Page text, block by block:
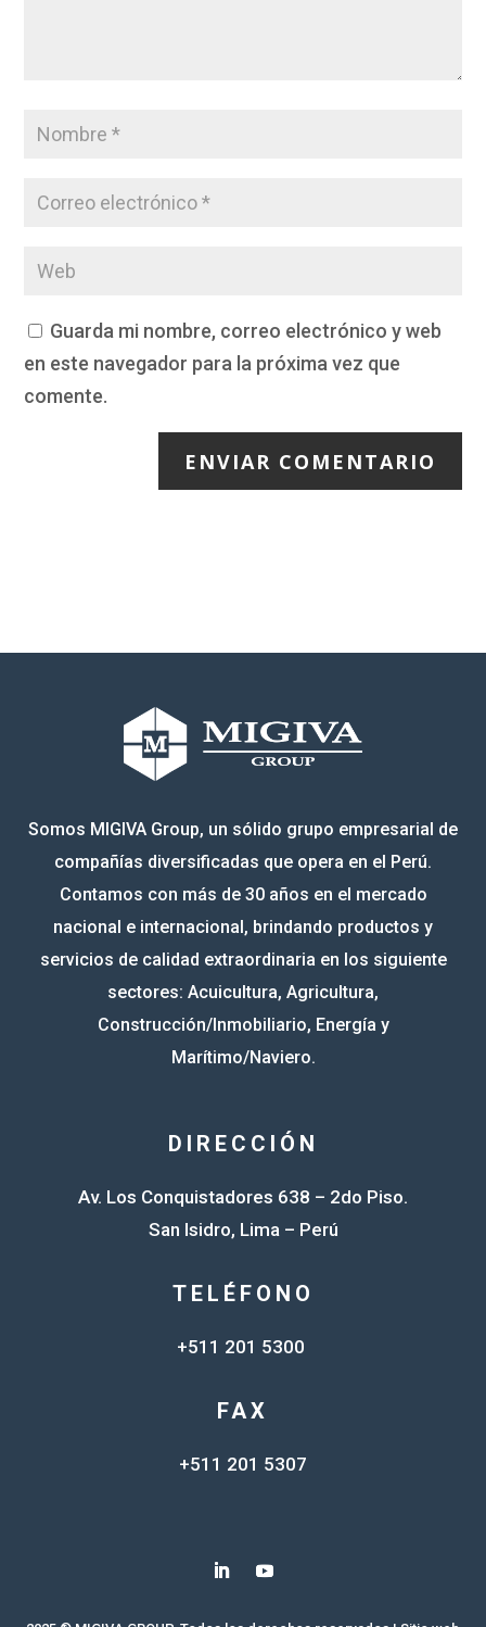
Guarda mi nombre, correo electrónico y web
en este navegador para la próxima vez que
comente.
ENVIAR COMENTARIO
Somos MIGIVA Group, un sólido grupo empresarial de
compañías diversificadas que opera en el Perú.
Contamos con más de 30 años en el mercado
nacional e internacional, brindando productos y
servicios de calidad extraordinaria en los siguiente
sectores: Acuicultura, Agricultura,
Construcción/Inmobiliario, Energía y
Marítimo/Naviero.
DIRECCIÓN
Av. Los Conquistadores 638 – 2do Piso.
San Isidro, Lima – Perú
TELÉFONO
+511 201 5300
FAX
+511 201 5307